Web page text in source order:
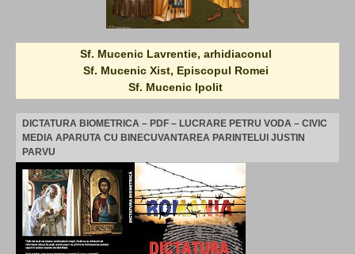
Sf. Mucenic Lavrentie, arhidiaconul
Sf. Mucenic Xist, Episcopul Romei
Sf. Mucenic Ipolit
DICTATURA BIOMETRICA – PDF – LUCRARE PETRU VODA – CIVIC
MEDIA APARUTA CU BINECUVANTAREA PARINTELUI JUSTIN
PARVU